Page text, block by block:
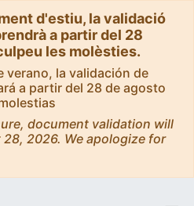
d'estiu, la validació
a partir del 28
les molèsties.
verano, la validación de
a partir del 28 de agosto
document validation will
2026. We apologize for